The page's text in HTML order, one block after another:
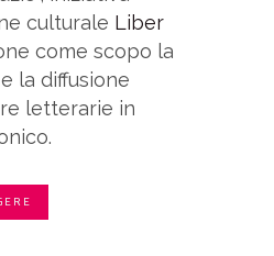
culturale Liber
come scopo la
la diffusione
letterarie in